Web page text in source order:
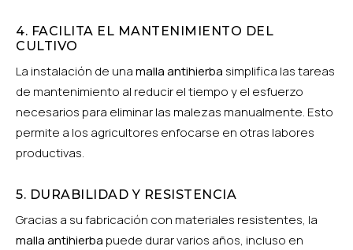
4. FACILITA EL MANTENIMIENTO DEL
CULTIVO
La instalación de unamalla antihierba simplifica las tareas
de mantenimiento al reducir el tiempo y el esfuerzo
necesarios para eliminar las malezas manualmente. Esto
permite a los agricultores enfocarse en otras labores
productivas.
5. DURABILIDAD Y RESISTENCIA
Gracias a su fabricación con materiales resistentes, la
malla antihierba puede durar varios años, incluso en